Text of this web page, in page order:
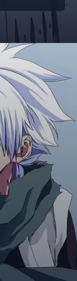
toshiro